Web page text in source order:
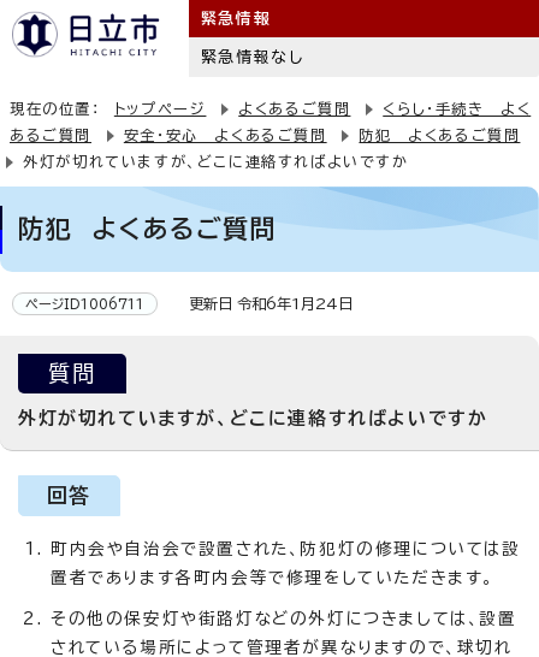
緊急情報
緊急情報なし
現在の位置： トップページ よくあるご質問
くらし・手続き よく
あるご質問
安全・安心 よくあるご質問
防犯 よくあるご質問
外灯が切れていますが、どこに連絡すればよいですか
防犯 よくあるご質問
ページID1006711 更新日 令和6年1月24日
質問
外灯が切れていますが、どこに連絡すればよいですか
回答
町内会や自治会で設置された、防犯灯の修理については設
置者であります各町内会等で修理をしていただきます。
その他の保安灯や街路灯などの外灯につきましては、設置
されている場所によって管理者が異なりますので、球切れ